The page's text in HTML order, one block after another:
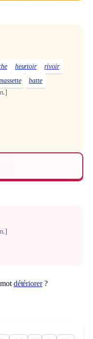
heurtoir
rivoir
batte
détériorer?